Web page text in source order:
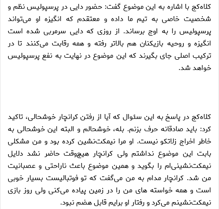
کلاه‌کج با اشاره به این موضوع گفت: حضور دایی در پرسپولیس نظم و
شخصیت خاصی به تیم ما داده و معتقدم که انگیزه او می‌تواند
پرسپولیس را به اوج برساند. از روزی که دایی سرمربی شده است
انگیزه و روحیه بازیکنان هم بالاتر رفته و همه رقابت می‌کنند تا در
ترکیب اصلی جای بگیرند که این موضوع در نهایت به نفع پرسپولیس
خواهد شد.
کلاه‌کج در پاسخ به این سئوال که آیا از رفتن کرانچار خوشحالی، تاکید
کرد: باید صادقانه حرف بزنم. بله، خوشحالم و البته این خوشحالی به
خاطر اخراج زلاتکو نیست. او مرا نیمکت‌نشین کرده بود و من مشکلی
بابت این موضوع نداشتم ولی کرانچار هیچ‌وقت حاضر نشد دلایل
نیمکت‌نشینی‌ام را بگوید و همین موضوع باعث ناراحتی و عصبانیت
من شد. کرانچار مدام به من می‌گفت که تو فوتبالیست بسیار خوبی
است و همه خواسته های من را در زمین پیاده می‌کنی ولی روز بازی
نیمکت‌نشینم می‌کرد و رفتار او برایم قابل هضم نبود.